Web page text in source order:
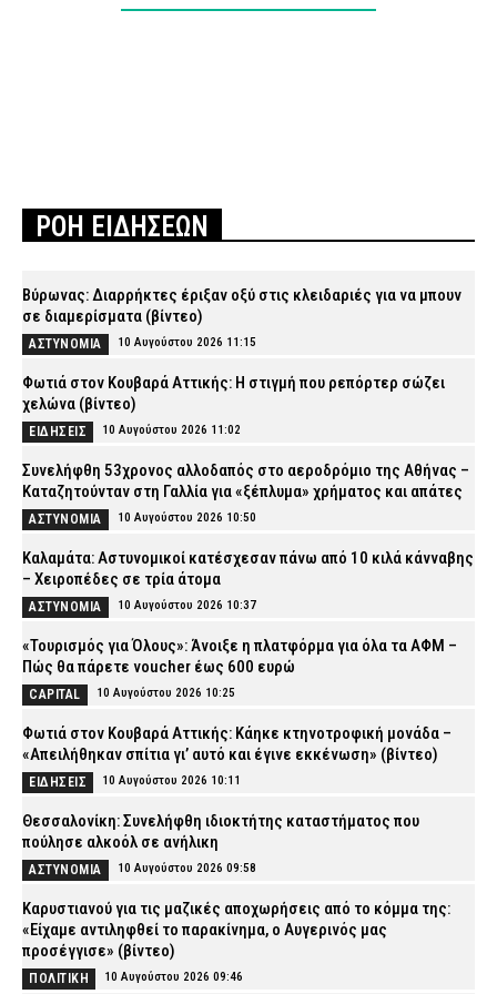
ΡΟΗ ΕΙΔΗΣΕΩΝ
Βύρωνας: Διαρρήκτες έριξαν οξύ στις κλειδαριές για να μπουν
σε διαμερίσματα (βίντεο)
ΑΣΤΥΝΟΜΙΑ 10 Αυγούστου 2026 11:15
Φωτιά στον Κουβαρά Αττικής: Η στιγμή που ρεπόρτερ σώζει
χελώνα (βίντεο)
ΕΙΔΗΣΕΙΣ 10 Αυγούστου 2026 11:02
Συνελήφθη 53χρονος αλλοδαπός στο αεροδρόμιο της Αθήνας –
Καταζητούνταν στη Γαλλία για «ξέπλυμα» χρήματος και απάτες
ΑΣΤΥΝΟΜΙΑ 10 Αυγούστου 2026 10:50
Καλαμάτα: Αστυνομικοί κατέσχεσαν πάνω από 10 κιλά κάνναβης
– Χειροπέδες σε τρία άτομα
ΑΣΤΥΝΟΜΙΑ 10 Αυγούστου 2026 10:37
«Τουρισμός για Όλους»: Άνοιξε η πλατφόρμα για όλα τα ΑΦΜ –
Πώς θα πάρετε voucher έως 600 ευρώ
CAPITAL 10 Αυγούστου 2026 10:25
Φωτιά στον Κουβαρά Αττικής: Κάηκε κτηνοτροφική μονάδα –
«Απειλήθηκαν σπίτια γι’ αυτό και έγινε εκκένωση» (βίντεο)
ΕΙΔΗΣΕΙΣ 10 Αυγούστου 2026 10:11
Θεσσαλονίκη: Συνελήφθη ιδιοκτήτης καταστήματος που
πούλησε αλκοόλ σε ανήλικη
ΑΣΤΥΝΟΜΙΑ 10 Αυγούστου 2026 09:58
Καρυστιανού για τις μαζικές αποχωρήσεις από το κόμμα της:
«Είχαμε αντιληφθεί το παρακίνημα, ο Αυγερινός μας
προσέγγισε» (βίντεο)
ΠΟΛΙΤΙΚΗ 10 Αυγούστου 2026 09:46